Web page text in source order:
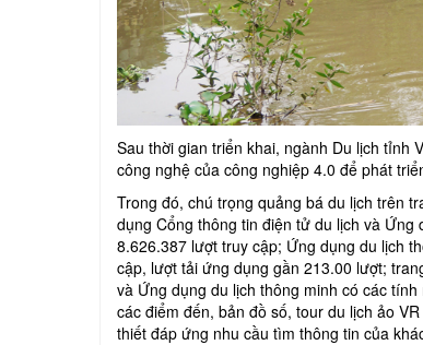
Sau thời gian triển khai, ngành Du lịch tỉnh
công nghệ của công nghiệp 4.0 để phát
Trong đó, chú trọng quảng bá du lịch trên
dụng Cổng thông tin điện tử du lịch và
8.626.387 lượt truy cập; Ứng dụng du lịch
cập, lượt tải ứng dụng gần 213.00 lượt;
và Ứng dụng du lịch thông minh có các
các điểm đến, bản đồ số, tour du lịch ảo
thiết đáp ứng nhu cầu tìm thông tin của